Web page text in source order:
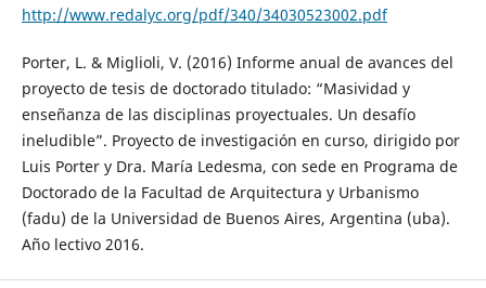
http://www.redalyc.org/pdf/340/34030523002.pdf
Porter, L. & Miglioli, V. (2016) Informe anual de avances del
proyecto de tesis de doctorado titulado: “Masividad y
enseñanza de las disciplinas proyectuales. Un desafío
ineludible”. Proyecto de investigación en curso, dirigido por
Luis Porter y Dra. María Ledesma, con sede en Programa de
Doctorado de la Facultad de Arquitectura y Urbanismo
(fadu) de la Universidad de Buenos Aires, Argentina (uba).
Año lectivo 2016.